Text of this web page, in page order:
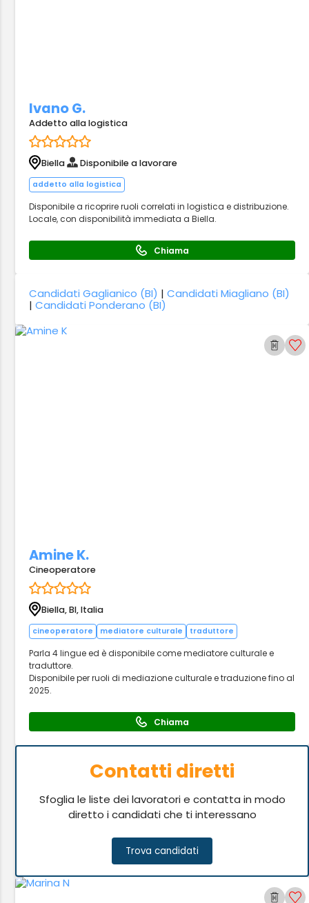
Ivano G.
Addetto alla logistica
Biella Disponibile a lavorare
addetto alla logistica
Disponibile a ricoprire ruoli correlati in logistica e distribuzione.
Locale, con disponibilità immediata a Biella.
Chiama
Candidati Gaglianico (BI) |Candidati Miagliano (BI)
|Candidati Ponderano (BI)
Amine K.
Cineoperatore
Biella, BI, Italia
cineoperatore mediatore culturale traduttore
Parla 4 lingue ed è disponibile come mediatore culturale e
traduttore.
Disponibile per ruoli di mediazione culturale e traduzione fino al
2025.
Chiama
Contatti diretti
Sfoglia le liste dei lavoratori e contatta in modo
diretto i candidati che ti interessano
Trova candidati